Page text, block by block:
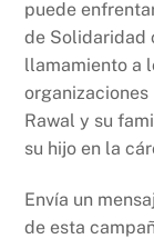
puede
de Solidaridad
llamamiento a
Rawal y su
su hijo en la
Envía un
de esta